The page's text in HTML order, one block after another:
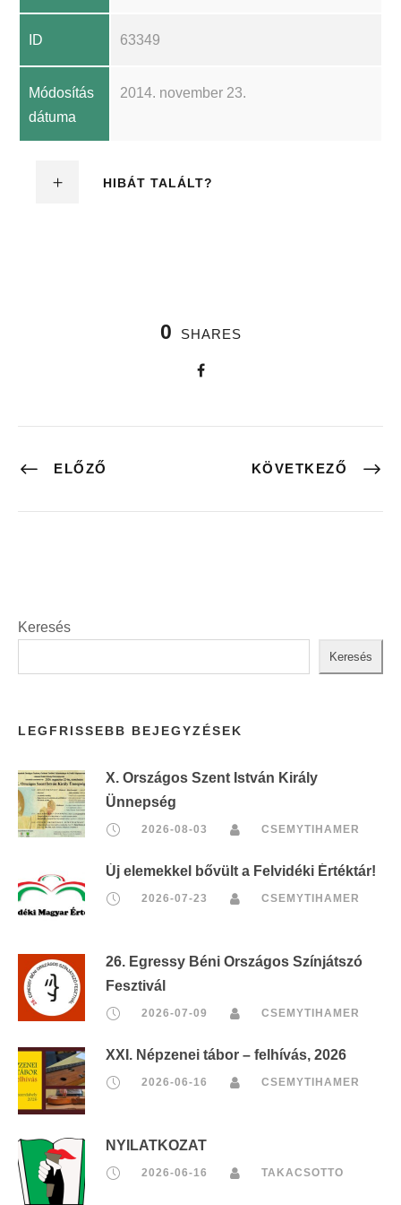
ID 63349
Módosítás
dátuma
2014. november 23.
HIBÁT TALÁLT?
0 SHARES
ELŐZŐ KÖVETKEZŐ
Keresés
Keresés
LEGFRISSEBB BEJEGYZÉSEK
X. Országos Szent István Király
Ünnepség
2026-08-03 CSEMYTIHAMER
Új elemekkel bővült a Felvidéki Értéktár!
2026-07-23 CSEMYTIHAMER
26. Egressy Béni Országos Színjátszó
Fesztivál
2026-07-09 CSEMYTIHAMER
XXI. Népzenei tábor – felhívás, 2026
2026-06-16 CSEMYTIHAMER
NYILATKOZAT
2026-06-16 TAKACSOTTO